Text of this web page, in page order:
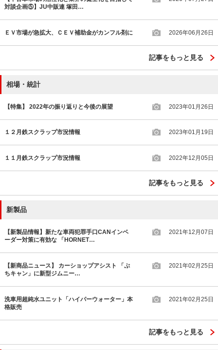
対談企画⑤】JU中販連 塚田…
ＥＶ市場が急拡大、ＣＥＶ補助金がカンフル剤に 2026年06月26日
記事をもっと見る
相場・統計
【特集】 2022年の振り返りと今後の展望 2023年01月26日
１２月鉄スクラップ市況情報 2023年01月19日
１１月鉄スクラップ市況情報 2022年12月05日
記事をもっと見る
新製品
【新製品情報】新たな車両犯罪手口CANインベ
ーダー対策に有効な 「HORNET…
2021年12月07日
【新商品ニュース】 カーショップアシスト 「ぷ
ちキャン」に新型ジムニー…
2021年02月25日
洗車用超純水ユニット「ハイパーウォーター」本
格販売
2021年02月25日
記事をもっと見る